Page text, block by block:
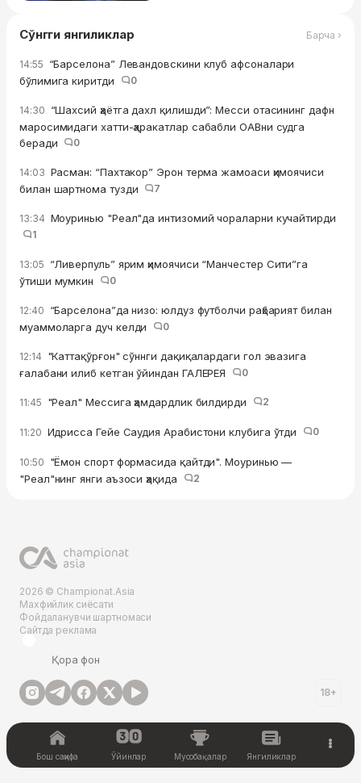
Сўнгги янгиликлар Барча ›
14:55 “Барселона” Левандовскини клуб афсоналари
бўлимига киритди
0
14:30 “Шахсий ҳаётга дахл қилишди”: Месси отасининг дафн
маросимидаги хатти-ҳаракатлар сабабли ОАВни судга
беради
0
14:03 Расман: “Пахтакор” Эрон терма жамоаси ҳимоячиси
билан шартнома тузди
7
13:34 Моуринью "Реал"да интизомий чораларни кучайтирди
1
13:05 “Ливерпуль” ярим ҳимоячиси “Манчестер Сити”га
ўтиши мумкин
0
12:40 “Барселона”да низо: юлдуз футболчи раҳбарият билан
муаммоларга дуч келди
0
12:14 "Каттақўрғон" сўннги дақиқалардаги гол эвазига
ғалабани илиб кетган ўйиндан ГАЛЕРЕЯ
0
11:45 "Реал" Мессига ҳамдардлик билдирди 2
11:20 Идрисса Гейе Саудия Арабистони клубига ўтди 0
10:50 "Ёмон спорт формасида қайтди". Моуринью —
"Реал"нинг янги аъзоси ҳақида
2
2026 © Championat.Asia
Махфийлик сиёсати
Фойдаланувчи шартномаси
Сайтда реклама
Қора фон
18+
Бош саҳифа Ўйинлар Мусобақалар Янгиликлар